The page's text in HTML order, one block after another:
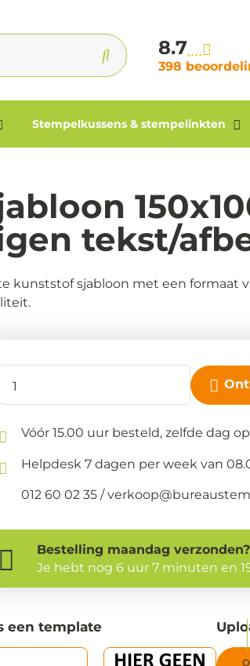
8.7
398
Stempelkussens & stempelinkten
tekst/
kunststof sjabloon met een formaat
Vóór 15.00 uur besteld, zelfde dag
Helpdesk 7 dagen per week van
012 60 02 35 /
Je hebt nog6 uur 7 minuten en